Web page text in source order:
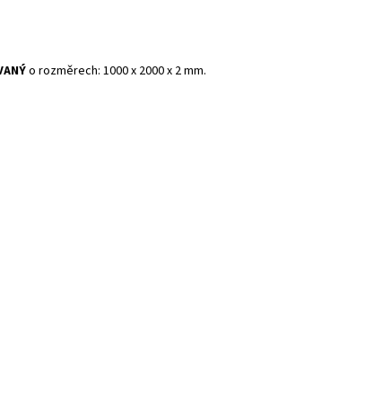
o rozměrech: 1000 x 2000 x 2 mm.